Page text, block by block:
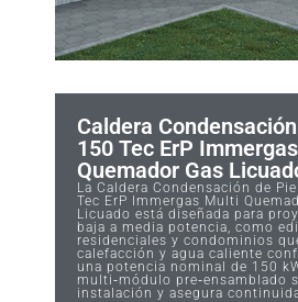
Caldera
150 Tec ErP
Quemador Gas
La Caldera Condensación de
Tec ErP Immergas Multi
Licuado está diseñada para
baja a media potencia, como
residenciales y condominios
calefacción y agua caliente
una potencia nominal de 150
multi‑módulo pre‑ensamblado
instalación y asegura